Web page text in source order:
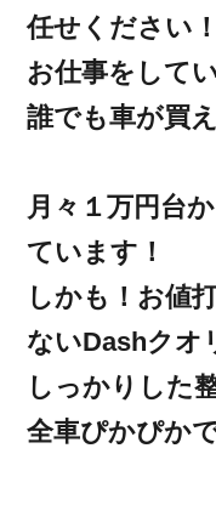
任せください！
お仕事をして
誰でも車が買
月々１万円台
ています！
しかも！お値
ないDashクオ
しっかりした
全車ぴかぴか